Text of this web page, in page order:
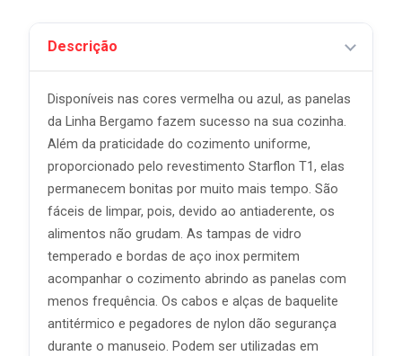
Descrição
Disponíveis nas cores vermelha ou azul, as panelas
da Linha Bergamo fazem sucesso na sua cozinha.
Além da praticidade do cozimento uniforme,
proporcionado pelo revestimento Starflon T1, elas
permanecem bonitas por muito mais tempo. São
fáceis de limpar, pois, devido ao antiaderente, os
alimentos não grudam. As tampas de vidro
temperado e bordas de aço inox permitem
acompanhar o cozimento abrindo as panelas com
menos frequência. Os cabos e alças de baquelite
antitérmico e pegadores de nylon dão segurança
durante o manuseio. Podem ser utilizadas em